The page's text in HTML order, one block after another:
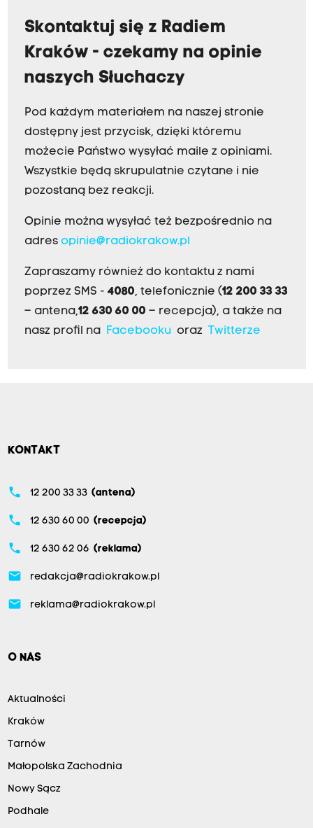
Skontaktuj się z Radiem
Kraków - czekamy na opinie
naszych Słuchaczy
Pod każdym materiałem na naszej stronie
dostępny jest przycisk, dzięki któremu
możecie Państwo wysyłać maile z opiniami.
Wszystkie będą skrupulatnie czytane i nie
pozostaną bez reakcji.
Opinie można wysyłać też bezpośrednio na
adres opinie@radiokrakow.pl
Zapraszamy również do kontaktu z nami
poprzez SMS - 4080, telefonicznie (12 200 33 33
– antena,12 630 60 00 – recepcja), a także na
nasz profil na
Facebookuoraz Twitterze
KONTAKT
phone 12 200 33 33 (antena)
phone 12 630 60 00 (recepcja)
phone 12 630 62 06 (reklama)
email redakcja@radiokrakow.pl
email reklama@radiokrakow.pl
O NAS
Aktualności
Kraków
Tarnów
Małopolska Zachodnia
Nowy Sącz
Podhale